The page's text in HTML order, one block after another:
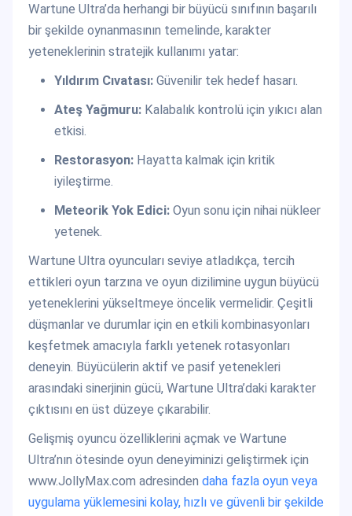
Wartune Ultra’da herhangi bir büyücü sınıfının başarılı
bir şekilde oynanmasının temelinde, karakter
yeteneklerinin stratejik kullanımı yatar:
Yıldırım Cıvatası:Güvenilir tek hedef hasarı.
Ateş Yağmuru:Kalabalık kontrolü için yıkıcı alan
etkisi.
Restorasyon:Hayatta kalmak için kritik
iyileştirme.
Meteorik Yok Edici:Oyun sonu için nihai nükleer
yetenek.
Wartune Ultra oyuncuları seviye atladıkça, tercih
ettikleri oyun tarzına ve oyun dizilimine uygun büyücü
yeteneklerini yükseltmeye öncelik vermelidir. Çeşitli
düşmanlar ve durumlar için en etkili kombinasyonları
keşfetmek amacıyla farklı yetenek rotasyonları
deneyin. Büyücülerin aktif ve pasif yetenekleri
arasındaki sinerjinin gücü, Wartune Ultra’daki karakter
çıktısını en üst düzeye çıkarabilir.
Gelişmiş oyuncu özelliklerini açmak ve Wartune
Ultra’nın ötesinde oyun deneyiminizi geliştirmek için
www.JollyMax.com adresinden daha fazla oyun veya
uygulama yüklemesini kolay, hızlı ve güvenli bir şekilde